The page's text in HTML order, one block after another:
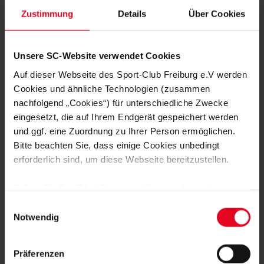
Zustimmung Details Über Cookies
Unsere SC-Website verwendet Cookies
Auf dieser Webseite des Sport-Club Freiburg e.V werden
Cookies und ähnliche Technologien (zusammen
nachfolgend „Cookies“) für unterschiedliche Zwecke
eingesetzt, die auf Ihrem Endgerät gespeichert werden
und ggf. eine Zuordnung zu Ihrer Person ermöglichen.
Bitte beachten Sie, dass einige Cookies unbedingt
erforderlich sind, um diese Webseite bereitzustellen.
Daten von Ihnen (z.B. persönlichen Identifikatoren oder
IP-Adressen) verarbeitet werden. Durch Klicken auf den
Speicherung aller aufgeführten Cookies und der
Notwendig
Präferenzen
Willkommensinterview
sein!"
FAN WERDEN:
MITGLIED WERDEN